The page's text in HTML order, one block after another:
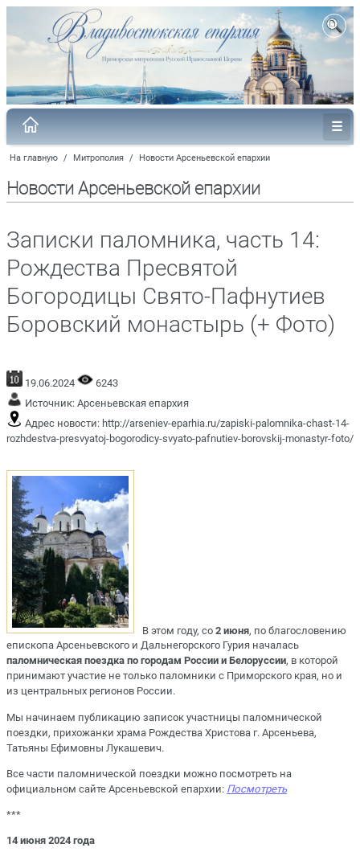
На главную / Митрополия / Новости Арсеньевской епархии
Новости Арсеньевской епархии
Записки паломника, часть 14:
Рождества Пресвятой
Богородицы Свято-Пафнутиев
Боровский монастырь (+ Фото)
19.06.2024
6243
Источник: Арсеньевская епархия
Адрес новости: http://arseniev-eparhia.ru/zapiski-palomnika-chast-14-
rozhdestva-presvyatoj-bogorodicy-svyato-pafnutiev-borovskij-monastyr-foto/
В этом году, со 2 июня, по благословению
епископа Арсеньевского и Дальнегорского Гурия началась
паломническая поездка по городам России и Белоруссии, в которой
принимают участие не только паломники с Приморского края, но и
из центральных регионов России.
Мы начинаем публикацию записок участницы паломнической
поездки, прихожанки храма Рождества Христова г. Арсеньева,
Татьяны Ефимовны Лукашевич.
Все части паломнической поездки можно посмотреть на
официальном сайте Арсеньевской епархии: Посмотреть
***
14 июня 2024 года